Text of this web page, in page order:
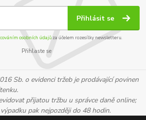
Přihlásit se
osobních údajůza účelem rozesílky newsletteru.
Přihlaste se
Sb. o evidenci tržeb je prodávající povinen
přijatou tržbu u správce daně online;
pak nejpozději do 48 hodin.